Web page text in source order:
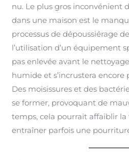
nu. Le plus gros inconvénient
dans une maison est le
processus de dépoussiérage
l’utilisation d’un équipement
pas enlevée avant le
humide et s’incrustera encore
Des moisissures et des
se former, provoquant de
temps, cela pourrait affaiblir
entraîner parfois une